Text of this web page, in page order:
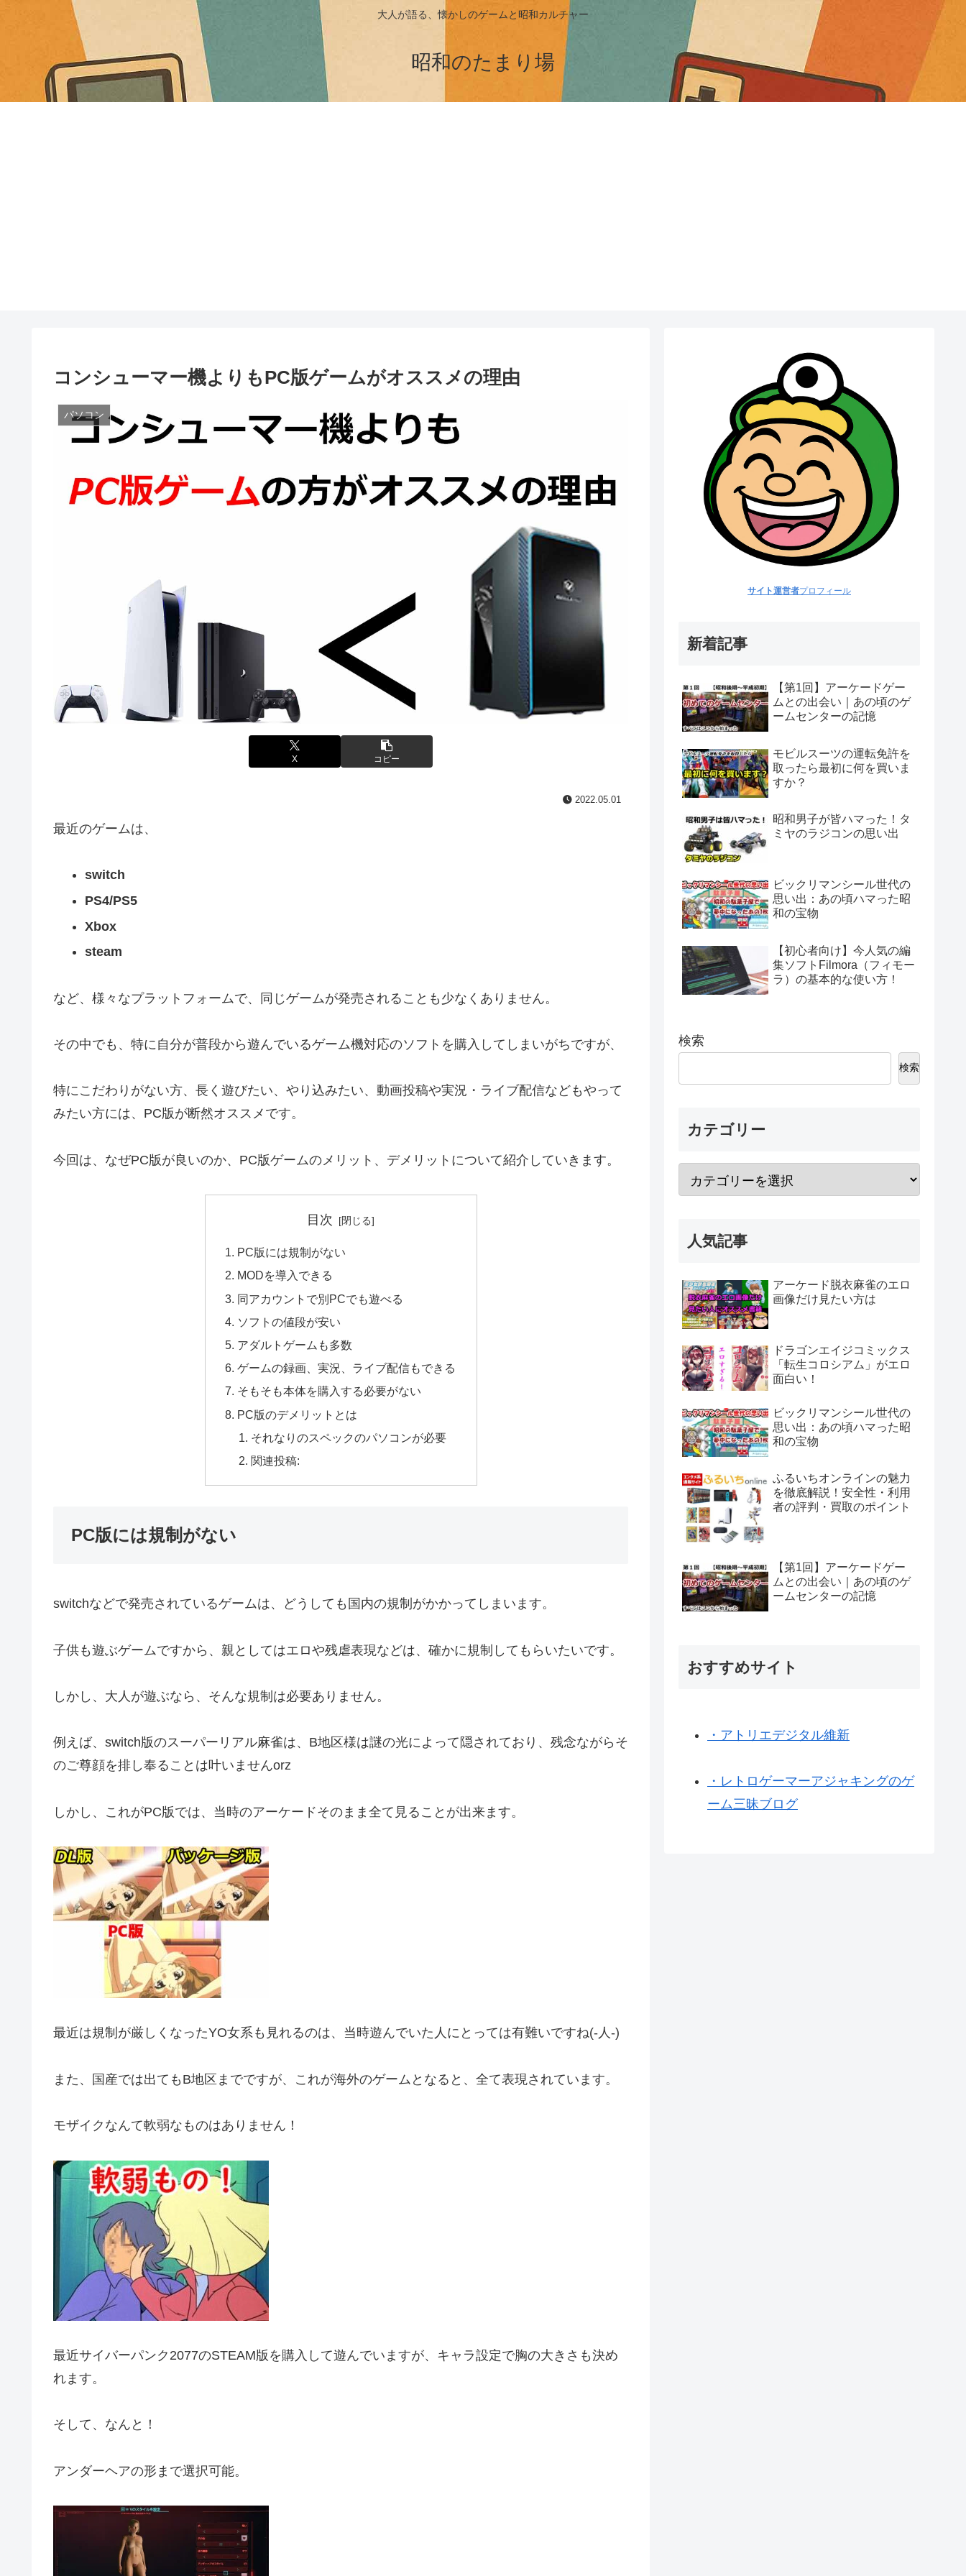
大人が語る、懐かしのゲームと昭和カルチャー
昭和のたまり場
コンシューマー機よりもPC版ゲームがオススメの理由
パソコン
X コピー
2022.05.01
最近のゲームは、
switch
PS4/PS5
Xbox
steam
など、様々なプラットフォームで、同じゲームが発売されることも少なくありません。
その中でも、特に自分が普段から遊んでいるゲーム機対応のソフトを購入してしまいがちですが、
特にこだわりがない方、長く遊びたい、やり込みたい、動画投稿や実況・ライブ配信などもやって
みたい方には、PC版が断然オススメです。
今回は、なぜPC版が良いのか、PC版ゲームのメリット、デメリットについて紹介していきます。
目次
PC版には規制がない
MODを導入できる
同アカウントで別PCでも遊べる
ソフトの値段が安い
アダルトゲームも多数
ゲームの録画、実況、ライブ配信もできる
そもそも本体を購入する必要がない
PC版のデメリットとは
それなりのスペックのパソコンが必要
関連投稿:
PC版には規制がない
switchなどで発売されているゲームは、どうしても国内の規制がかかってしまいます。
子供も遊ぶゲームですから、親としてはエロや残虐表現などは、確かに規制してもらいたいです。
しかし、大人が遊ぶなら、そんな規制は必要ありません。
例えば、switch版のスーパーリアル麻雀は、B地区様は謎の光によって隠されており、残念ながらそ
のご尊顔を排し奉ることは叶いませんorz
しかし、これがPC版では、当時のアーケードそのまま全て見ることが出来ます。
最近は規制が厳しくなったYO女系も見れるのは、当時遊んでいた人にとっては有難いですね(-人-)
また、国産では出てもB地区までですが、これが海外のゲームとなると、全て表現されています。
モザイクなんて軟弱なものはありません！
最近サイバーパンク2077のSTEAM版を購入して遊んでいますが、キャラ設定で胸の大きさも決め
れます。
そして、なんと！
アンダーヘアの形まで選択可能。
サイト運営者プロフィール
新着記事
【第1回】アーケードゲー
ムとの出会い｜あの頃のゲ
ームセンターの記憶
モビルスーツの運転免許を
取ったら最初に何を買いま
すか？
昭和男子が皆ハマった！タ
ミヤのラジコンの思い出
ビックリマンシール世代の
思い出：あの頃ハマった昭
和の宝物
【初心者向け】今人気の編
集ソフトFilmora（フィモー
ラ）の基本的な使い方！
検索
検索
カテゴリー
人気記事
アーケード脱衣麻雀のエロ
画像だけ見たい方は
ドラゴンエイジコミックス
「転生コロシアム」がエロ
面白い！
ビックリマンシール世代の
思い出：あの頃ハマった昭
和の宝物
ふるいちオンラインの魅力
を徹底解説！安全性・利用
者の評判・買取のポイント
【第1回】アーケードゲー
ムとの出会い｜あの頃のゲ
ームセンターの記憶
おすすめサイト
・アトリエデジタル維新
・レトロゲーマーアジャキングのゲ
ーム三昧ブログ